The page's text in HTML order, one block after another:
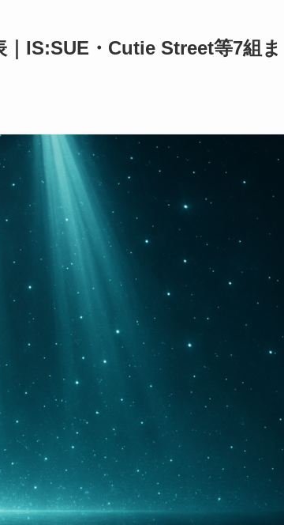
IS:SUE・Cutie Street等7組ま